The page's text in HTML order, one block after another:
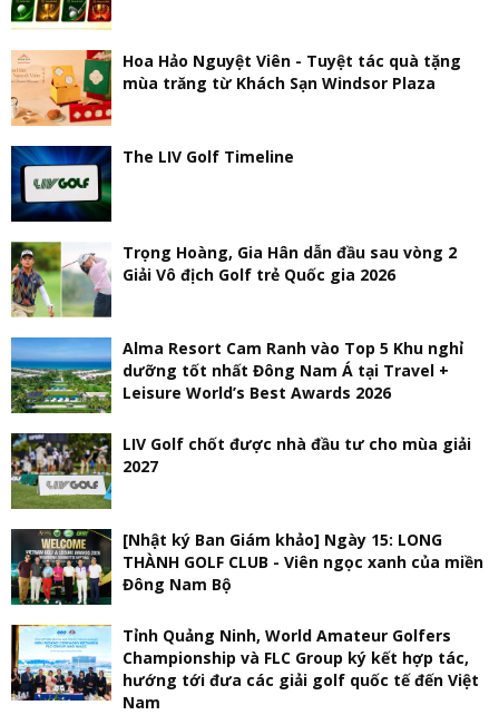
Hoa Hảo Nguyệt Viên - Tuyệt tác quà tặng
mùa trăng từ Khách Sạn Windsor Plaza
The LIV Golf Timeline
Trọng Hoàng, Gia Hân dẫn đầu sau vòng 2
Giải Vô địch Golf trẻ Quốc gia 2026
Alma Resort Cam Ranh vào Top 5 Khu nghỉ
dưỡng tốt nhất Đông Nam Á tại Travel +
Leisure World’s Best Awards 2026
LIV Golf chốt được nhà đầu tư cho mùa giải
2027
[Nhật ký Ban Giám khảo] Ngày 15: LONG
THÀNH GOLF CLUB - Viên ngọc xanh của miền
Đông Nam Bộ
Tỉnh Quảng Ninh, World Amateur Golfers
Championship và FLC Group ký kết hợp tác,
hướng tới đưa các giải golf quốc tế đến Việt
Nam